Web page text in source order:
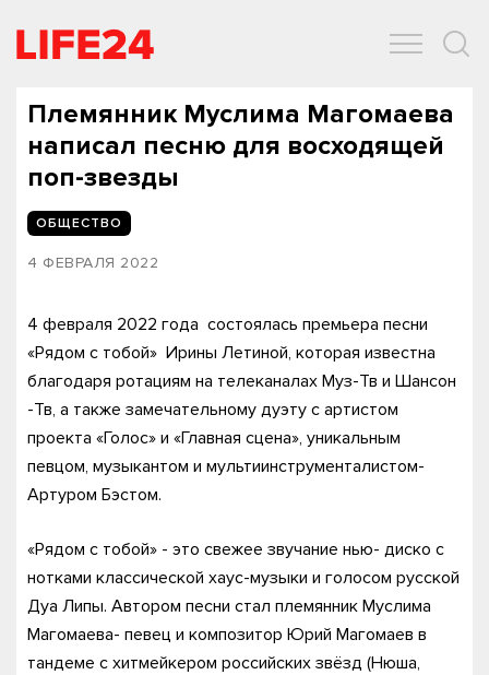
Племянник Муслима Магомаева
написал песню для восходящей
поп-звезды
ОБЩЕСТВО
4 ФЕВРАЛЯ 2022
4 февраля 2022 года​ ​ состоялась премьера песни
«Рядом с тобой» ​ Ирины Летиной, которая известна
благодаря ротациям на телеканалах Муз-Тв и Шансон
-Тв, а также замечательному дуэту с артистом
проекта «Голос» и «Главная сцена», уникальным
певцом,​ музыкантом и мультиинструменталистом-​
Артуром Бэстом.
«Рядом с тобой» -​ это свежее звучание нью- диско с
нотками классической хаус-музыки и голосом русской
Дуа Липы. Автором песни стал племянник Муслима
Магомаева- певец и композитор Юрий Магомаев в
тандеме с хитмейкером российских звёзд (Нюша,